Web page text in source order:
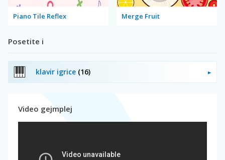
Piano Tile Reflex Merge Fruit
Posetite i
klavir igrice (16)
Video gejmplej